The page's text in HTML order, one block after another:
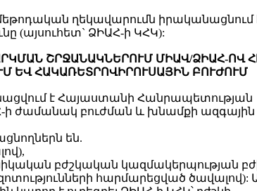
ղեկավարումն իրականացնում
(այսուհետ` ՁԻԱՀ-ի ԿՀԿ):
ՇՐՋԱՆԱԿՆԵՐՈՒՄ ՄԻԱՎ/ՁԻԱՀ-ՈՎ
ԵՎ ՀԱԿԱՌԵՏՐՈՎԻՐՈՒՍԱՅԻՆ ԲՈՒԺՈՒՄ
է Հայաստանի Հանրապետության
բուժման և խնամքի ազգային
են.
բժշկական կազմակերպության
հարմարեցված ծավալով):